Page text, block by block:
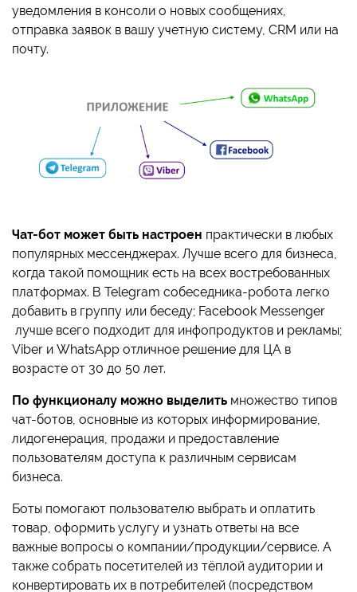
уведомления в консоли о новых сообщениях,
отправка заявок в вашу учетную систему, CRM или на
почту.
Чат-бот может быть настроен практически в любых
популярных мессенджерах. Лучше всего для бизнеса,
когда такой помощник есть на всех востребованных
платформах. В Telegram собеседника-робота легко
добавить в группу или беседу; Facebook Messenger
лучше всего подходит для инфопродуктов и рекламы;
Viber и WhatsApp отличное решение для ЦА в
возрасте от 30 до 50 лет.
По функционалу можно выделить множество типов
чат-ботов, основные из которых информирование,
лидогенерация, продажи и предоставление
пользователям доступа к различным сервисам
бизнеса.
Боты помогают пользователю выбрать и оплатить
товар, оформить услугу и узнать ответы на все
важные вопросы о компании/продукции/сервисе. А
также собрать посетителей из тёплой аудитории и
конвертировать их в потребителей (посредством